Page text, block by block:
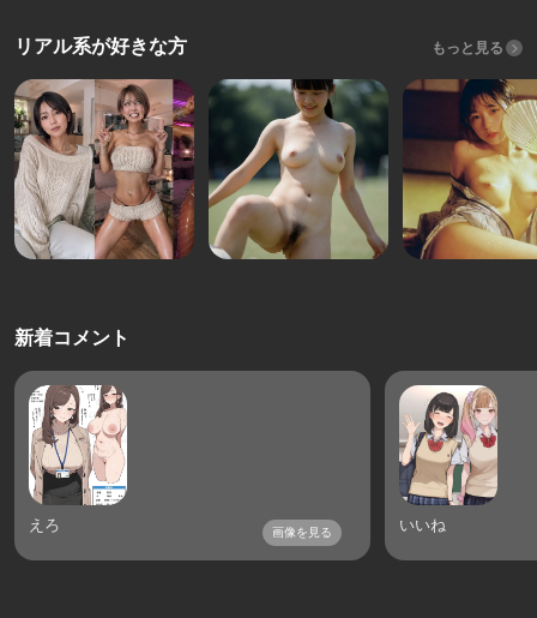
リアル系が好きな方 もっと見る
新着コメント
えろ 画像を見る いいね